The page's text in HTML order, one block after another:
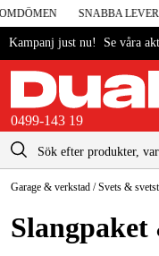
SNABBA
Kampanj just nu! Se våra
0499-143 19
Sverige
Danmark
Maskiner & verktyg
kontakt@duab.se
Garage & verkstad /Svets &